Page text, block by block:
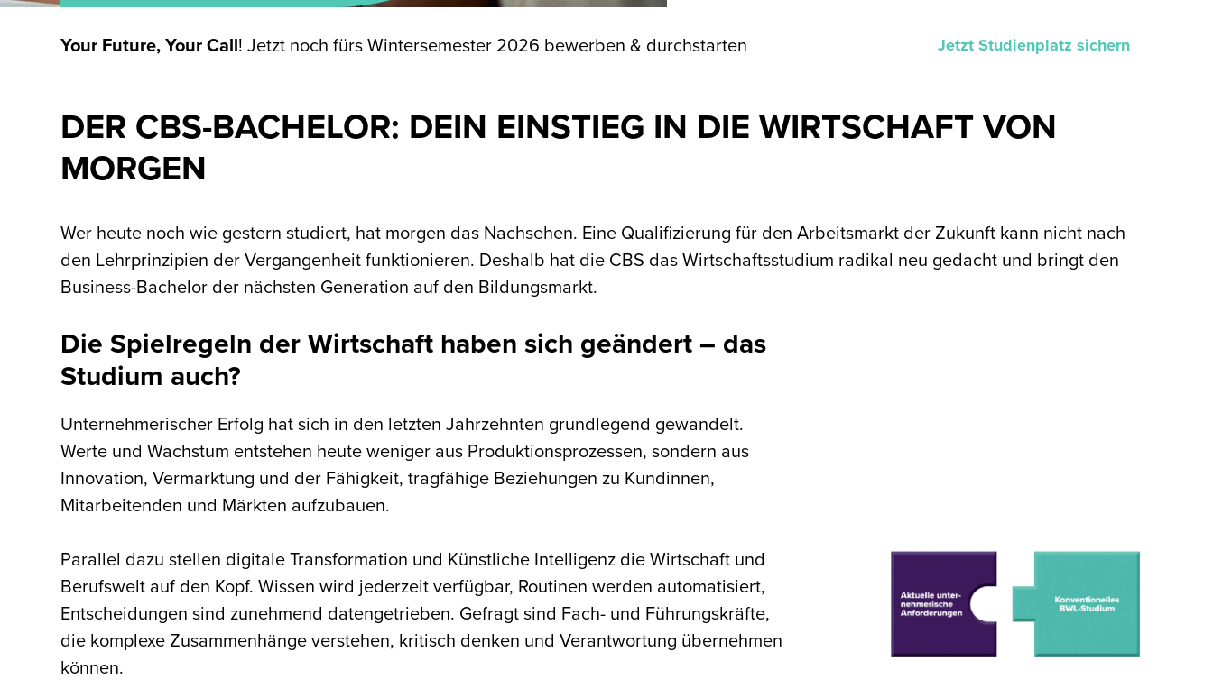
Your Future, Your Call! Jetzt noch fürs Wintersemester 2026 bewerben & durchstarten Jetzt Studienplatz sichern
DER CBS-BACHELOR: DEIN EINSTIEG IN DIE WIRTSCHAFT VON
MORGEN
Wer heute noch wie gestern studiert, hat morgen das Nachsehen. Eine Qualifizierung für den Arbeitsmarkt der Zukunft kann nicht nach
den Lehrprinzipien der Vergangenheit funktionieren. Deshalb hat die CBS das Wirtschaftsstudium radikal neu gedacht und bringt den
Business-Bachelor der nächsten Generation auf den Bildungsmarkt.
Die Spielregeln der Wirtschaft haben sich geändert – das
Studium auch?
Unternehmerischer Erfolg hat sich in den letzten Jahrzehnten grundlegend gewandelt.
Werte und Wachstum entstehen heute weniger aus Produktionsprozessen, sondern aus
Innovation, Vermarktung und der Fähigkeit, tragfähige Beziehungen zu Kundinnen,
Mitarbeitenden und Märkten aufzubauen.
Parallel dazu stellen digitale Transformation und Künstliche Intelligenz die Wirtschaft und
Berufswelt auf den Kopf. Wissen wird jederzeit verfügbar, Routinen werden automatisiert,
Entscheidungen sind zunehmend datengetrieben. Gefragt sind Fach- und Führungskräfte,
die komplexe Zusammenhänge verstehen, kritisch denken und Verantwortung übernehmen
können.